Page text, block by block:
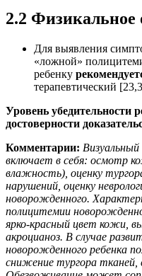
2.2 Физикальное
Для выявления
«ложной»
ребенку
терапевтический
Уровень убедительности
достоверности
Комментарии:
включает в себя: осмотр
влажность), оценку
нарушений, оценку
новорожденного.
полицитемии
ярко-красный цвет кожи,
акроцианоз. В случае
новорожденного ребенка
снижение тургора тканей,